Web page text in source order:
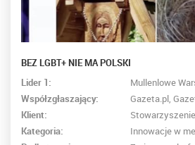
BEZ LGBT+ NIE MA POLSKI
Lider 1:
Mullenlowe
Współzgłaszający:
Gazeta.pl,
Klient:
Kategoria:
Innowacje w